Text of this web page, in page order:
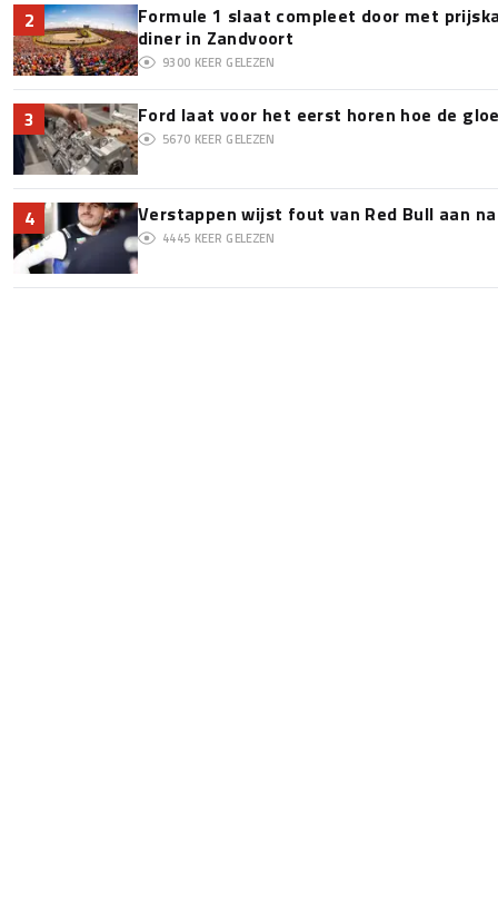
2
Formule 1 slaat compleet door met
diner in Zandvoort
9300 KEER GELEZEN
3 Ford laat voor het eerst horen hoe de
5670 KEER GELEZEN
4 Verstappen wijst fout van Red Bull aan
4445 KEER GELEZEN